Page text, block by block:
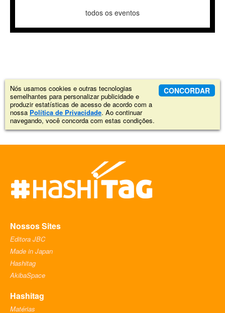
todos os eventos
Nós usamos cookies e outras tecnologias
semelhantes para personalizar publicidade e
produzir estatísticas de acesso de acordo com a
nossa Política de Privacidade. Ao continuar
navegando, você concorda com estas condições.
CONCORDAR
Nossos Sites
Editora JBC
Made in Japan
Hashitag
AkibaSpace
Hashitag
Matérias